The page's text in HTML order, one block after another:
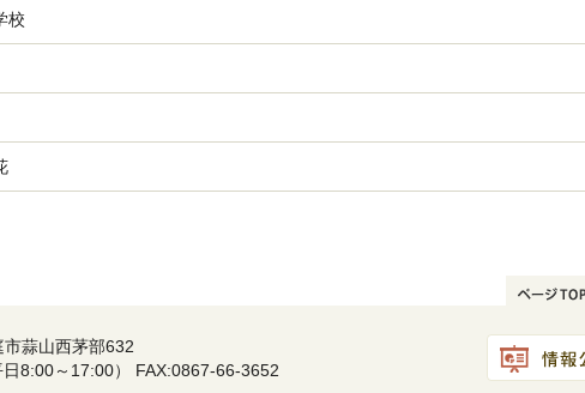
校
蒜山西茅部632
8:00～17:00） FAX:0867-66-3652